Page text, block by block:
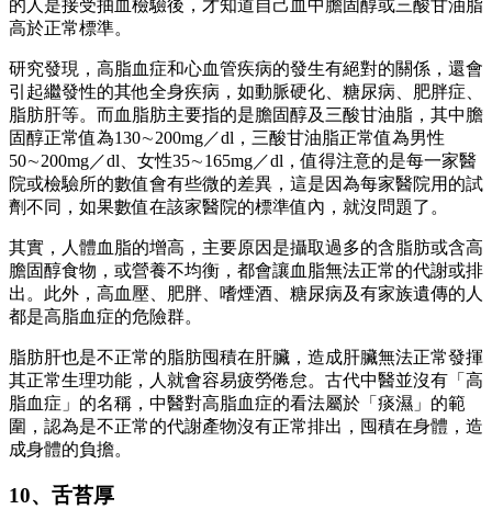
的人是接受抽血檢驗後，才知道自己血中膽固醇或三酸甘油脂
高於正常標準。
研究發現，高脂血症和心血管疾病的發生有絕對的關係，還會
引起繼發性的其他全身疾病，如動脈硬化、糖尿病、肥胖症、
脂肪肝等。而血脂肪主要指的是膽固醇及三酸甘油脂，其中膽
固醇正常值為130∼200mg／dl，三酸甘油脂正常值為男性
50∼200mg／dl、女性35∼165mg／dl，值得注意的是每一家醫
院或檢驗所的數值會有些微的差異，這是因為每家醫院用的試
劑不同，如果數值在該家醫院的標準值內，就沒問題了。
其實，人體血脂的增高，主要原因是攝取過多的含脂肪或含高
膽固醇食物，或營養不均衡，都會讓血脂無法正常的代謝或排
出。此外，高血壓、肥胖、嗜煙酒、糖尿病及有家族遺傳的人
都是高脂血症的危險群。
脂肪肝也是不正常的脂肪囤積在肝臟，造成肝臟無法正常發揮
其正常生理功能，人就會容易疲勞倦怠。古代中醫並沒有「高
脂血症」的名稱，中醫對高脂血症的看法屬於「痰濕」的範
圍，認為是不正常的代謝產物沒有正常排出，囤積在身體，造
成身體的負擔。
10、舌苔厚